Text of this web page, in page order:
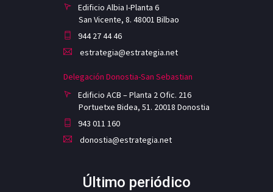
Edificio Albia I-Planta 6
San Vicente, 8. 48001 Bilbao
944 27 44 46
estrategia@estrategia.net
Delegación Donostia-San Sebastian
Edificio ACB – Planta 2 Ofic. 216
Portuetxe Bidea, 51. 20018 Donostia
943 011 160
donostia@estrategia.net
Último periódico